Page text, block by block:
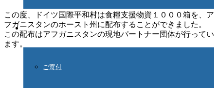
ご協力ください
ご寄付
この度、ドイツ国際平和村は食糧支援物資１０００箱を、ア
フガニスタンのホースト州に配布することができました。
この配布はアフガニスタンの現地パートナー団体が行ってい
ます。